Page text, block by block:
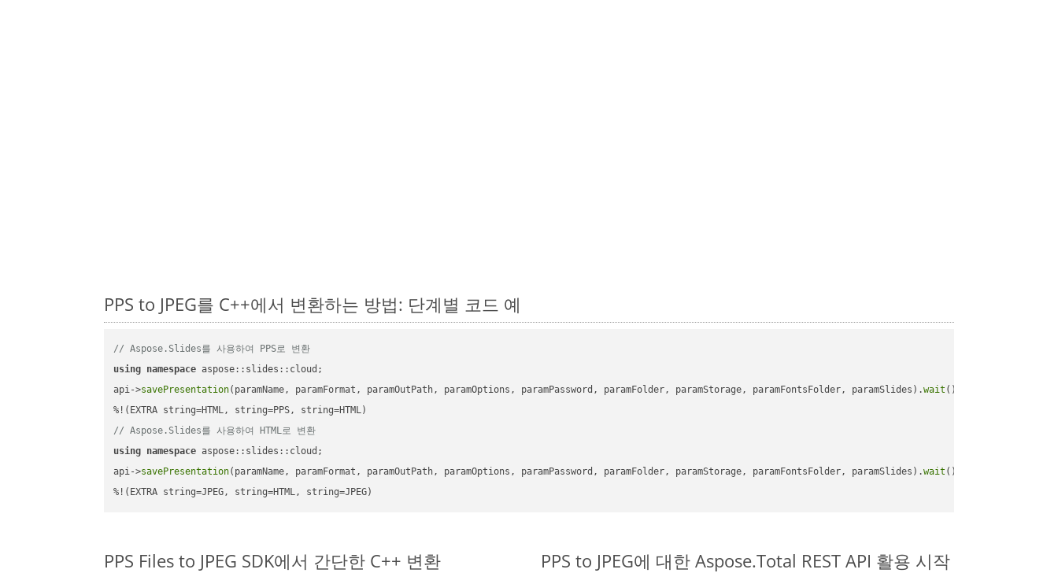
PPS to JPEG를 C++에서 변환하는 방법: 단계별 코드 예
// Aspose.Slides를 사용하여 PPS로 변환
using namespace aspose::slides::cloud;
api->savePresentation(paramName, paramFormat, paramOutPath, paramOptions, paramPassword, paramFolder, paramStorage, paramFontsFolder, paramSlides).wait ();
// Aspose.Slides를 사용하여 HTML로 변환
using namespace aspose::slides::cloud;
api->savePresentation(paramName, paramFormat, paramOutPath, paramOptions, paramPassword, paramFolder, paramStorage, paramFontsFolder, paramSlides).wait ();
%!(EXTRA string=JPEG, string=HTML, string=JPEG)
PPS Files to JPEG SDK에서 간단한 C++ 변환 PPS to JPEG에 대한 Aspose.Total REST API 활용 시작